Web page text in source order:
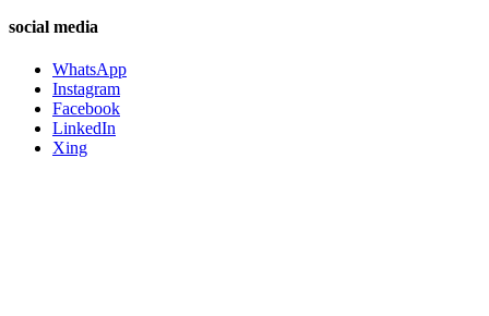
social media
WhatsApp
Instagram
Facebook
LinkedIn
Xing